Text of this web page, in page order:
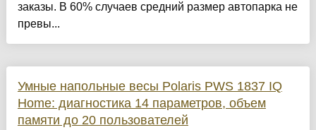
заказы. В 60% случаев средний размер автопарка не
превы...
Умные напольные весы Polaris PWS 1837 IQ
Home: диагностика 14 параметров, объем
памяти до 20 пользователей